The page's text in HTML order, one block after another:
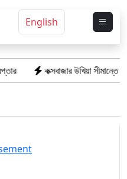
English
কক্সবাজার উখিয়া সীমান্তে